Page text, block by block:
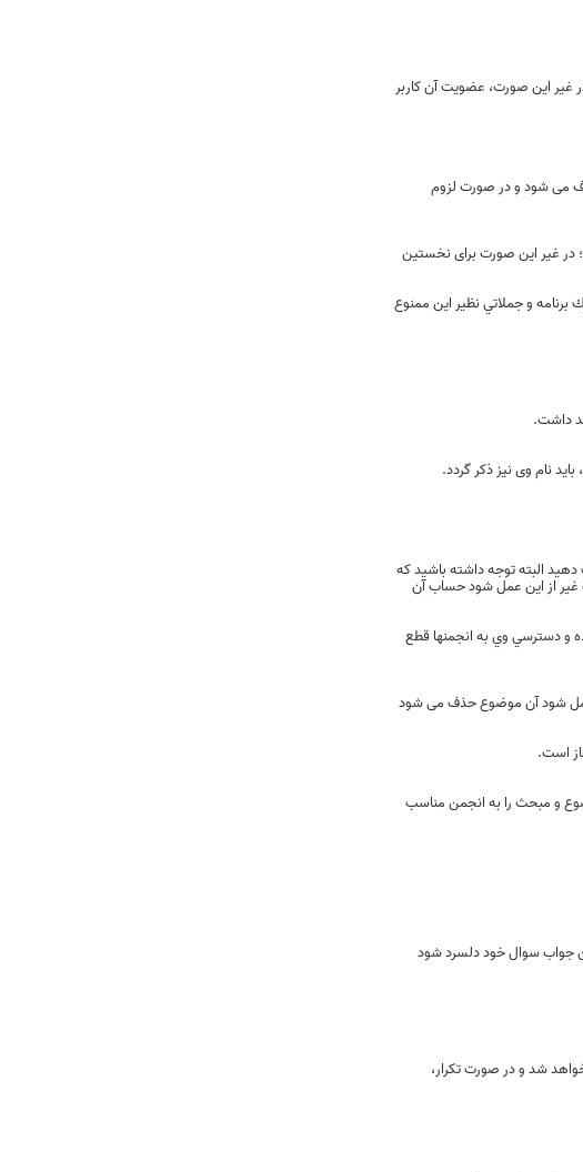
غیر این صورت، عضویت آن كاربر
می شود و در صورت لزوم
در غیر این صورت برای نخستین
برنامه و جملاتي نظیر این ممنوع
داشت.
نام وی نیز ذکر گردد.
البته توجه داشته باشيد كه
غیر از این عمل شود حساب آن
و دسترسي وي به انجمنها قطع
عمل شود آن موضوع حذف می شود
است.
و مبحث را به انجمن مناسب
جواب سوال خود دلسرد شود
شد و در صورت تكرار،